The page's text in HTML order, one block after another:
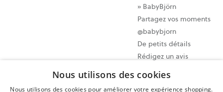
» BabyBjörn
Partagez vos moments
@babybjorn
De petits détails
Rédigez un avis
Paramètres des cookies
Nous utilisons des cookies
Nous utilisons des cookies pour améliorer votre expérience shopping.